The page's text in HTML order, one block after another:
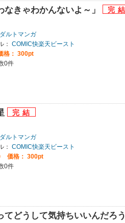
なきゃわかんないよ～」
ルトマンガ
： COMIC快楽天ビースト
格： 300pt
0件
ルトマンガ
： COMIC快楽天ビースト
価格： 300pt
0件
てどうして気持ちいいんだろう